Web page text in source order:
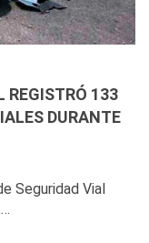
REGISTRÓ 133
DURANTE
Seguridad Vial